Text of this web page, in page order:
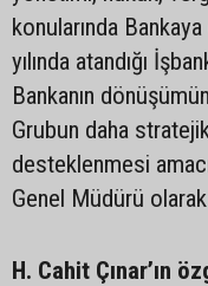
konularında
yılında atandığı
Bankanın
Grubun daha
desteklenmesi
Genel Müdürü
H. Cahit Çınar’ın